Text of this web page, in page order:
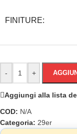
FINITURE:
- +
Aggiungi alla lista
COD: N/A
Categoria: 29er